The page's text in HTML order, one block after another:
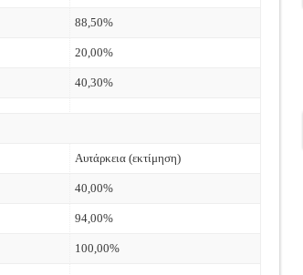
88,50%
20,00%
40,30%
Αυτάρκεια (εκτίμηση)
40,00%
94,00%
100,00%